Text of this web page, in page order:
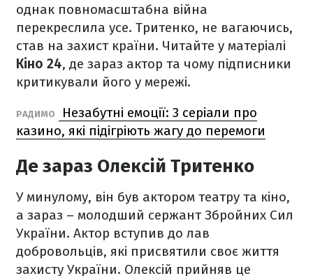
однак повномасштабна війна
перекреслила усе. Тритенко, не вагаючись,
став на захист країни. Читайте у матеріалі
Кіно 24, де зараз актор та чому підписники
критикували його у мережі.
РАДИМО
Незабутні емоції: 3 серіали про
казино, які підігріють жагу до перемоги
Де зараз Олексій Тритенко
У минулому, він був актором театру та кіно,
а зараз – молодший сержант Збройних Сил
України. Актор вступив до лав
добровольців, які присвятили своє життя
захисту України. Олексій прийняв це